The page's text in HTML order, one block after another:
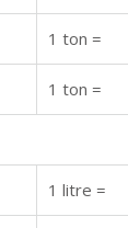
1 ton =
1 ton =
1 litre =